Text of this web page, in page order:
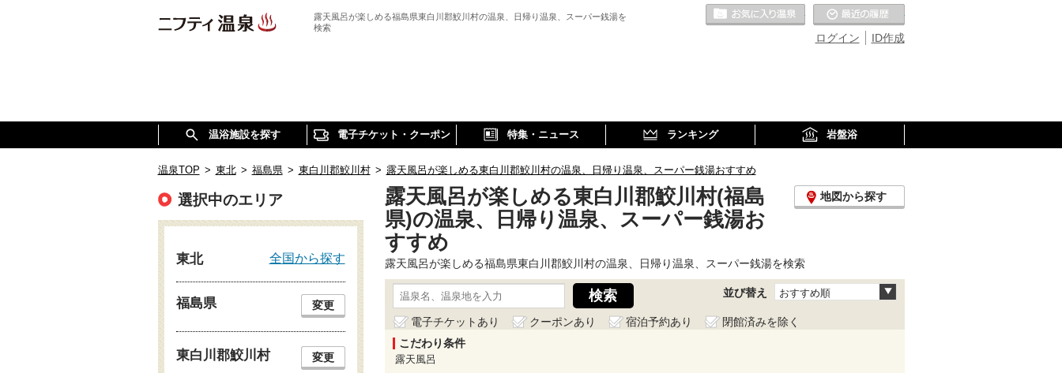
露天風呂が楽しめる福島県東白川郡鮫川村の温泉、日帰り温泉、スーパー銭湯を
検索
ID作成
ログイン
お気に入りの温泉
温浴施設を探す 電子チケット・クーポン 特集・ニュース ランキング 岩盤浴
温泉TOP > 東北 > 福島県 > 東白川郡鮫川村 > 露天風呂が楽しめる東白川郡鮫川村の温泉、日帰り温泉、スーパー銭湯おすすめ
露天風呂が楽しめる東白川郡鮫川村(福島
県)の温泉、日帰り温泉、スーパー銭湯お
すすめ
地図から探す
露天風呂が楽しめる福島県東白川郡鮫川村の温泉、日帰り温泉、スーパー銭湯を検索
並び替え おすすめ順
電子チケットあり クーポンあり 宿泊予約あり
閉館済みを除く
こだわり条件
露天風呂
選択中のエリア
東北 全国から探す
福島県 変更
東白川郡鮫川村 変更